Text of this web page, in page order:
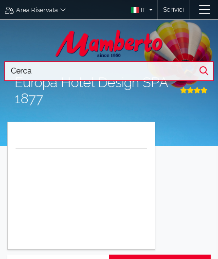
Area Riservata IT Scrivici
Europa Hotel Design SPA
1877